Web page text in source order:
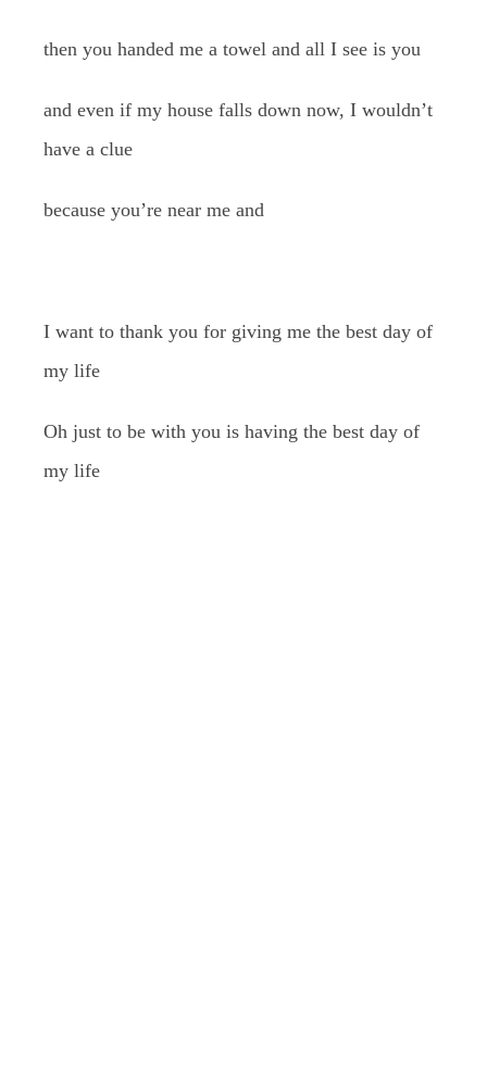
then you handed me a towel and all I see is you
and even if my house falls down now, I wouldn’t
have a clue
because you’re near me and
I want to thank you for giving me the best day of
my life
Oh just to be with you is having the best day of
my life